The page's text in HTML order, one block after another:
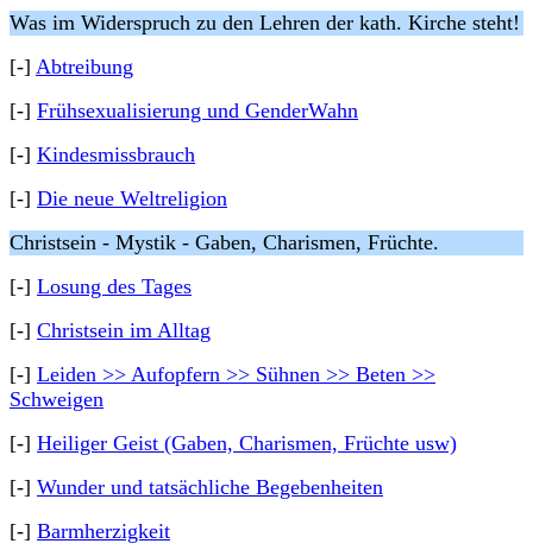
Was im Widerspruch zu den Lehren der kath. Kirche steht!
[-] Abtreibung
[-] Frühsexualisierung und GenderWahn
[-] Kindesmissbrauch
[-] Die neue Weltreligion
Christsein - Mystik - Gaben, Charismen, Früchte.
[-] Losung des Tages
[-] Christsein im Alltag
[-] Leiden >> Aufopfern >> Sühnen >> Beten >>
Schweigen
[-] Heiliger Geist (Gaben, Charismen, Früchte usw)
[-] Wunder und tatsächliche Begebenheiten
[-] Barmherzigkeit